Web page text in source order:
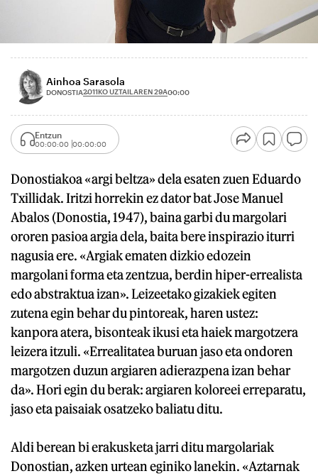
Ainhoa Sarasola
DONOSTIA2011KO UZTAILAREN 29A00:00
Entzun
00:00:00 00:00:00
Donostiakoa «argi beltza» dela esaten zuen Eduardo
Txillidak. Iritzi horrekin ez dator bat Jose Manuel
Abalos (Donostia, 1947), baina garbi du margolari
ororen pasioa argia dela, baita bere inspirazio iturri
nagusia ere. «Argiak ematen dizkio edozein
margolani forma eta zentzua, berdin hiper-errealista
edo abstraktua izan». Leizeetako gizakiek egiten
zutena egin behar du pintoreak, haren ustez:
kanpora atera, bisonteak ikusi eta haiek margotzera
leizera itzuli. «Errealitatea buruan jaso eta ondoren
margotzen duzun argiaren adierazpena izan behar
da». Hori egin du berak: argiaren koloreei erreparatu,
jaso eta paisaiak osatzeko baliatu ditu.
Aldi berean bi erakusketa jarri ditu margolariak
Donostian, azken urtean eginiko lanekin. «Aztarnak